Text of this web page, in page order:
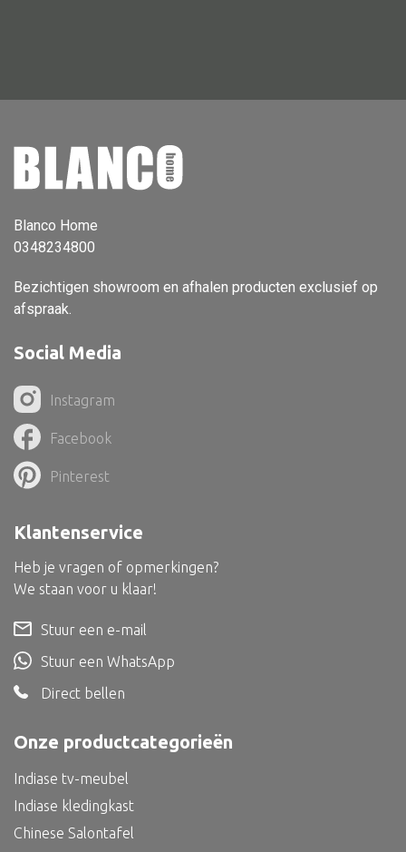
Wandlamp
Alle deco
Kandelaar
Pilaar
Pot
Schaal
Dienblad
Mand
Alle textiel
Kelim
Alle bouwmateriaal
Blanco Home
0348234800
Bezichtigen showroom en afhalen producten exclusief op
afspraak.
Social Media
Instagram
Facebook
Pinterest
Onze productcategorieën
Indiase tv-meubel
Indiase kledingkast
Chinese Salontafel
Klantenservice
Heb je vragen of opmerkingen?
We staan voor u klaar!
Stuur een e-mail
Stuur een WhatsApp
Direct bellen